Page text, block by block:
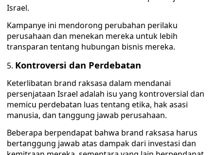
Israel.
Kampanye ini mendorong perubahan perilaku
perusahaan dan menekan mereka untuk lebih
transparan tentang hubungan bisnis mereka.
Kontroversi dan Perdebatan
Keterlibatan brand raksasa dalam mendanai
persenjataan Israel adalah isu yang kontroversial dan
memicu perdebatan luas tentang etika, hak asasi
manusia, dan tanggung jawab perusahaan.
Beberapa berpendapat bahwa brand raksasa harus
bertanggung jawab atas dampak dari investasi dan